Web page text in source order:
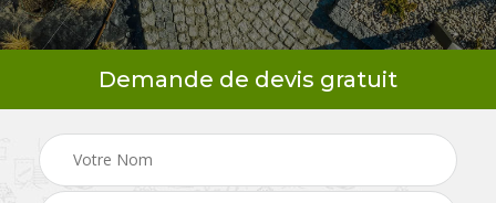
Demande de devis gratuit